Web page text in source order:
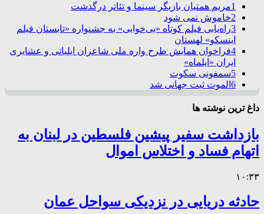
1مریم همتیان بازیگر سینما و تئاتر درگذشت
2خاموش نمی شود
3راه‌یابی فیلم کوتاه «بی‌خوابی» به جشنواره «تابستان فیلم
اینسکو» لهستان
4فراخوان همایش طرح واره ملی شاعران ایلیاتی و عشایری
ایران «ایلماه»
5سمفونی سکوت
6 الموت ثبت جهانی شد
داغ ترین نوشته ها
بازداشت سفیر پیشین فلسطین در لبنان به
اتهام فساد و اختلاس اموال
۱۰:۳۳
حادثه دریایی در نزدیکی سواحل عمان